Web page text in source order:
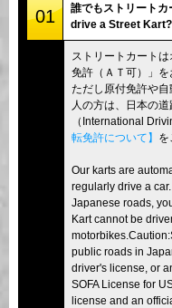
東京 品川
東京 秋葉原 #2
東京 渋谷アネックス
東京 浅草
01
誰でもストリート
drive a Street Kart?
ストリートカート
免許（ＡＴ可）」を
ただし原付免許や
人の方は、日本の
（International
転免許について】 を
Our karts are
regularly drive a
Japanese roads,
Kart cannot be
public roads in
driver's license, or
SOFA License for
license and an